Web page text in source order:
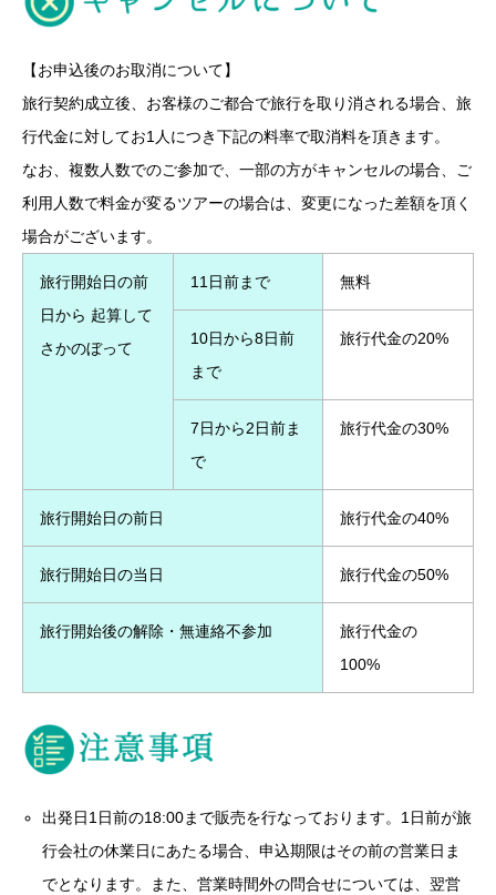
【お申込後のお取消について】
旅行契約成立後、お客様のご都合で旅行を取り消される場合、旅
行代金に対してお1人につき下記の料率で取消料を頂きます。
なお、複数人数でのご参加で、一部の方がキャンセルの場合、ご
利用人数で料金が変るツアーの場合は、変更になった差額を頂く
場合がございます。
旅行開始日の前
日から 起算して
さかのぼって
11日前まで 無料
10日から8日前
まで
旅行代金の20%
7日から2日前ま
で
旅行代金の30%
旅行開始日の前日 旅行代金の40%
旅行開始日の当日 旅行代金の50%
旅行開始後の解除・無連絡不参加
旅行代金の
100%
出発日1日前の18:00まで販売を行なっております。1日前が旅
行会社の休業日にあたる場合、申込期限はその前の営業日ま
でとなります。また、営業時間外の問合せについては、翌営